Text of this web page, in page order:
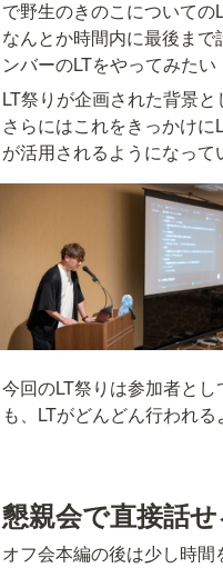
で野生のきのこについての
なんとか時間内に最後ま
ンバーのLTをやってみた
LT祭りが企画された背景
さらにはこれをきっかけ
が活用されるようになっ
今回のLT祭りは参加者と
も、LTがどんどん行われ
懇親会で直接話
オフ会本編の後は少し時間